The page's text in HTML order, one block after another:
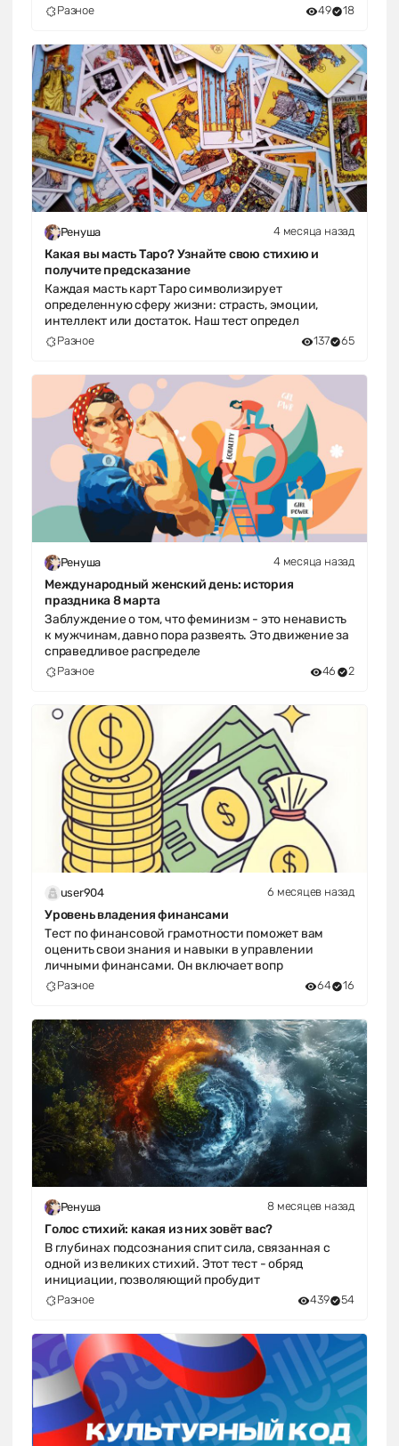
Разное 49 18
Ренуша 4 месяца назад
Какая вы масть Таро? Узнайте свою стихию и
получите предсказание
Каждая масть карт Таро символизирует
определенную сферу жизни: страсть, эмоции,
интеллект или достаток. Наш тест определ
Разное 137 65
Ренуша 4 месяца назад
Международный женский день: история
праздника 8 марта
Заблуждение о том, что феминизм - это ненависть
к мужчинам, давно пора развеять. Это движение за
справедливое распределе
Разное 46 2
user904 6 месяцев назад
Уровень владения финансами
Тест по финансовой грамотности поможет вам
оценить свои знания и навыки в управлении
личными финансами. Он включает вопр
Разное 64 16
Ренуша 8 месяцев назад
Голос стихий: какая из них зовёт вас?
В глубинах подсознания спит сила, связанная с
одной из великих стихий. Этот тест - обряд
инициации, позволяющий пробудит
Разное 439 54